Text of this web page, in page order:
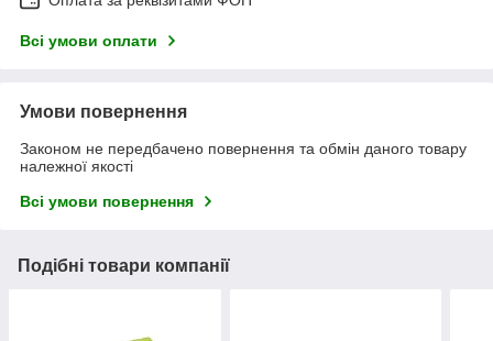
Всі умови оплати
Умови повернення
Законом не передбачено повернення та обмін даного товару
належної якості
Всі умови повернення
Подібні товари компанії